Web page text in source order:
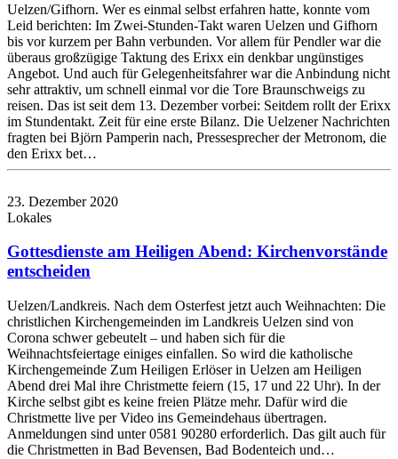
Uelzen/Gifhorn. Wer es einmal selbst erfahren hatte, konnte vom
Leid berichten: Im Zwei-Stunden-Takt waren Uelzen und Gifhorn
bis vor kurzem per Bahn verbunden. Vor allem für Pendler war die
überaus großzügige Taktung des Erixx ein denkbar ungünstiges
Angebot. Und auch für Gelegenheitsfahrer war die Anbindung nicht
sehr attraktiv, um schnell einmal vor die Tore Braunschweigs zu
reisen. Das ist seit dem 13. Dezember vorbei: Seitdem rollt der Erixx
im Stundentakt. Zeit für eine erste Bilanz. Die Uelzener Nachrichten
fragten bei Björn Pamperin nach, Pressesprecher der Metronom, die
den Erixx bet…
23. Dezember 2020
Lokales
Gottesdienste am Heiligen Abend: Kirchenvorstände
entscheiden
Uelzen/Landkreis. Nach dem Osterfest jetzt auch Weihnachten: Die
christlichen Kirchengemeinden im Landkreis Uelzen sind von
Corona schwer gebeutelt – und haben sich für die
Weihnachtsfeiertage einiges einfallen. So wird die katholische
Kirchengemeinde Zum Heiligen Erlöser in Uelzen am Heiligen
Abend drei Mal ihre Christmette feiern (15, 17 und 22 Uhr). In der
Kirche selbst gibt es keine freien Plätze mehr. Dafür wird die
Christmette live per Video ins Gemeindehaus übertragen.
Anmeldungen sind unter 0581 90280 erforderlich. Das gilt auch für
die Christmetten in Bad Bevensen, Bad Bodenteich und…